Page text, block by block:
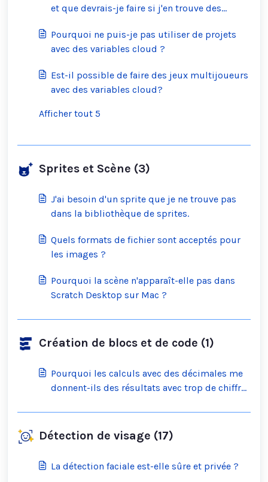
et que devrais-je faire si j'en trouve des
Pourquoi ne puis-je pas utiliser de projets
avec des variables cloud ?
Est-il possible de faire des jeux multijoueurs
avec des variables cloud?
Afficher tout 5
Sprites et Scène (3)
J'ai besoin d'un sprite que je ne trouve pas
dans la bibliothèque de sprites.
Quels formats de fichier sont acceptés pour
les images ?
Pourquoi la scène n'apparaît-elle pas dans
Scratch Desktop sur Mac ?
Création de blocs et de code (1)
Pourquoi les calculs avec des décimales me
donnent-ils des résultats avec trop de chiffres
Détection de visage (17)
La détection faciale est-elle sûre et privée ?